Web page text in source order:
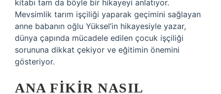
kitabı tam da böyle bir hikayeyi anlatıyor.
Mevsimlik tarım işçiliği yaparak geçimini sağlayan
anne babanın oğlu Yüksel’in hikayesiyle yazar,
dünya çapında mücadele edilen çocuk işçiliği
sorununa dikkat çekiyor ve eğitimin önemini
gösteriyor.
ANA FIKIR NASIL